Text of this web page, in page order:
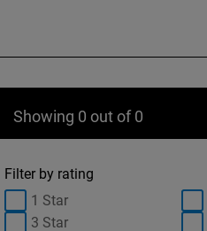
Showing 0 out of 0
Filter by rating
1 Star
3 Star